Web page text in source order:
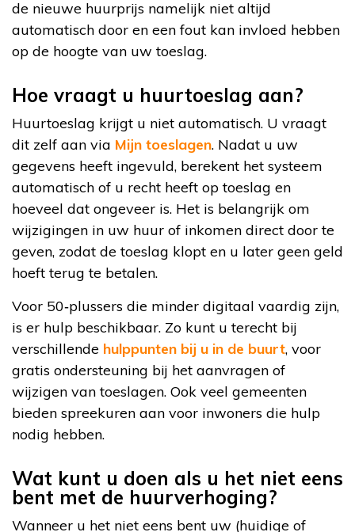
de nieuwe huurprijs namelijk niet altijd
automatisch door en een fout kan invloed hebben
op de hoogte van uw toeslag.
Hoe vraagt u huurtoeslag aan?
Huurtoeslag krijgt u niet automatisch. U vraagt
dit zelf aan via Mijn toeslagen. Nadat u uw
gegevens heeft ingevuld, berekent het systeem
automatisch of u recht heeft op toeslag en
hoeveel dat ongeveer is. Het is belangrijk om
wijzigingen in uw huur of inkomen direct door te
geven, zodat de toeslag klopt en u later geen geld
hoeft terug te betalen.
Voor 50‑plussers die minder digitaal vaardig zijn,
is er hulp beschikbaar. Zo kunt u terecht bij
verschillende hulppunten bij u in de buurt, voor
gratis ondersteuning bij het aanvragen of
wijzigen van toeslagen. Ook veel gemeenten
bieden spreekuren aan voor inwoners die hulp
nodig hebben.
Wat kunt u doen als u het niet eens
bent met de huurverhoging?
Wanneer u het niet eens bent uw (huidige of